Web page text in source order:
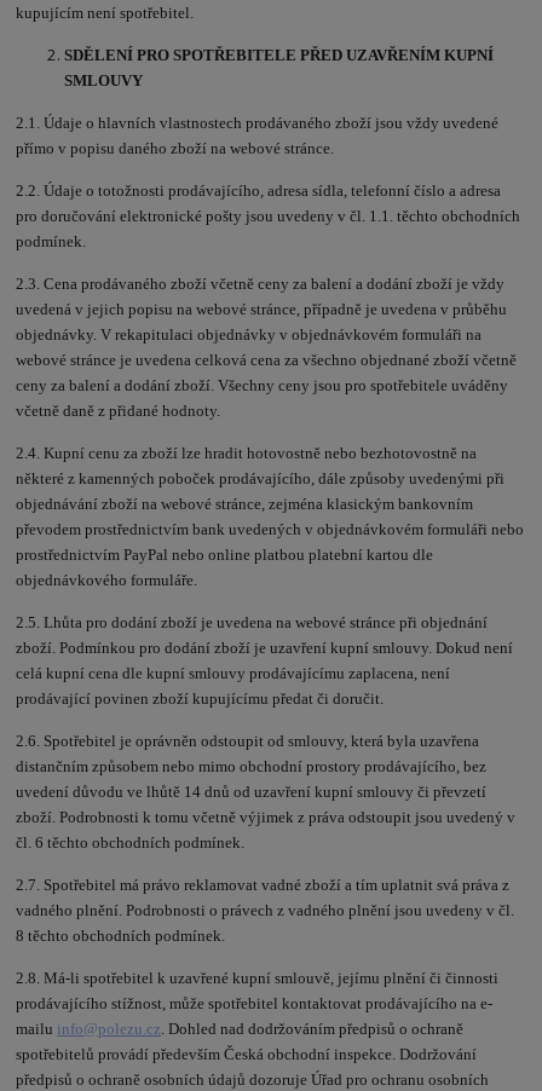
kupujícím není spotřebitel.
SDĚLENÍ PRO SPOTŘEBITELE PŘED UZAVŘENÍM KUPNÍ
SMLOUVY
2.1. Údaje o hlavních vlastnostech prodávaného zboží jsou vždy uvedené
přímo v popisu daného zboží na webové stránce.
2.2. Údaje o totožnosti prodávajícího, adresa sídla, telefonní číslo a adresa
pro doručování elektronické pošty jsou uvedeny v čl. 1.1. těchto obchodních
podmínek.
2.3. Cena prodávaného zboží včetně ceny za balení a dodání zboží je vždy
uvedená v jejich popisu na webové stránce, případně je uvedena v průběhu
objednávky. V rekapitulaci objednávky v objednávkovém formuláři na
webové stránce je uvedena celková cena za všechno objednané zboží včetně
ceny za balení a dodání zboží. Všechny ceny jsou pro spotřebitele uváděny
včetně daně z přidané hodnoty.
2.4. Kupní cenu za zboží lze hradit hotovostně nebo bezhotovostně na
některé z kamenných poboček prodávajícího, dále způsoby uvedenými při
objednávání zboží na webové stránce, zejména klasickým bankovním
převodem prostřednictvím bank uvedených v objednávkovém formuláři nebo
prostřednictvím PayPal nebo online platbou platební kartou dle
objednávkového formuláře.
2.5. Lhůta pro dodání zboží je uvedena na webové stránce při objednání
zboží. Podmínkou pro dodání zboží je uzavření kupní smlouvy. Dokud není
celá kupní cena dle kupní smlouvy prodávajícímu zaplacena, není
prodávající povinen zboží kupujícímu předat či doručit.
2.6. Spotřebitel je oprávněn odstoupit od smlouvy, která byla uzavřena
distančním způsobem nebo mimo obchodní prostory prodávajícího, bez
uvedení důvodu ve lhůtě 14 dnů od uzavření kupní smlouvy či převzetí
zboží. Podrobnosti k tomu včetně výjimek z práva odstoupit jsou uvedený v
čl. 6 těchto obchodních podmínek.
2.7. Spotřebitel má právo reklamovat vadné zboží a tím uplatnit svá práva z
vadného plnění. Podrobnosti o právech z vadného plnění jsou uvedeny v čl.
8 těchto obchodních podmínek.
2.8. Má-li spotřebitel k uzavřené kupní smlouvě, jejímu plnění či činnosti
prodávajícího stížnost, může spotřebitel kontaktovat prodávajícího na e-
mailu info@polezu.cz . Dohled nad dodržováním předpisů o ochraně
spotřebitelů provádí především Česká obchodní inspekce. Dodržování
předpisů o ochraně osobních údajů dozoruje Úřad pro ochranu osobních